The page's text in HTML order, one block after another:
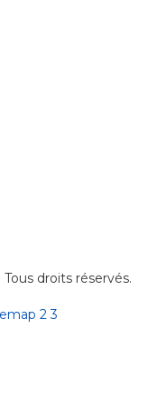
droits réservés.
2 3